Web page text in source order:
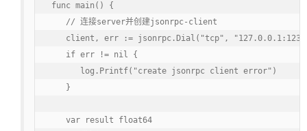
func main() {
   // 连接server并创建jsonrpc-client
client, err := jsonrpc.Dial("tcp",
   if err != nil {
      log.Printf("create jsonrpc client error")
   }
   var result float64